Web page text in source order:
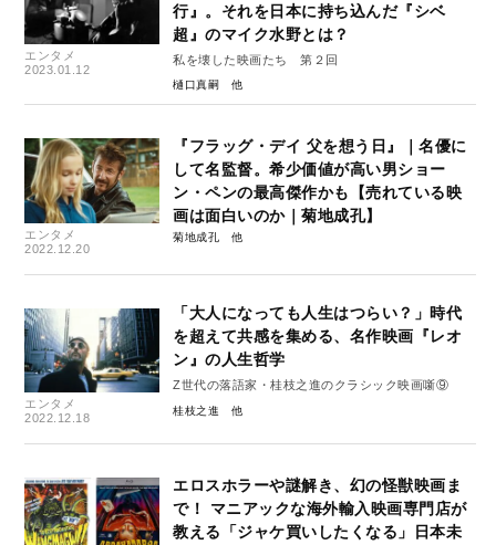
エンタメ
2023.01.12
行』。それを日本に持ち込んだ『シベ
超』のマイク水野とは？
私を壊した映画たち 第２回
樋口真嗣
エンタメ
2022.12.20
『フラッグ・デイ 父を想う日』｜名優に
して名監督。希少価値が高い男ショー
ン・ペンの最高傑作かも【売れている映
画は面白いのか｜菊地成孔】
菊地成孔
エンタメ
2022.12.18
「大人になっても人生はつらい？」時代
を超えて共感を集める、名作映画『レオ
ン』の人生哲学
Z世代の落語家・桂枝之進のクラシック映画噺⑨
桂枝之進
エロスホラーや謎解き、幻の怪獣映画ま
で！ マニアックな海外輸入映画専門店が
教える「ジャケ買いしたくなる」日本未